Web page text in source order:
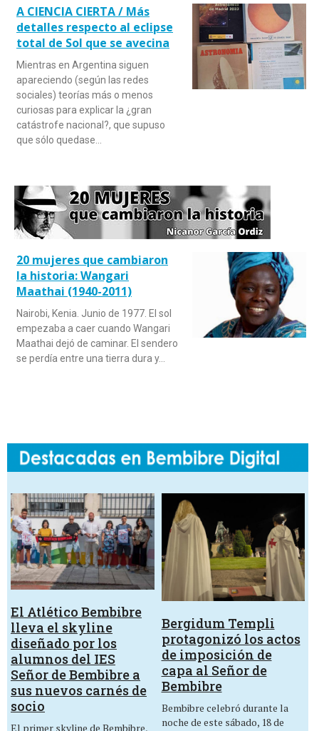
A CIENCIA CIERTA / Más
detalles respecto al eclipse
total de Sol que se avecina
Mientras en Argentina siguen
apareciendo (según las redes
sociales) teorías más o menos
curiosas para explicar la ¿gran
catástrofe nacional?, que supuso
que sólo quedase…
20 mujeres que cambiaron
la historia: Wangari
Maathai (1940-2011)
Nairobi, Kenia. Junio de 1977. El sol
empezaba a caer cuando Wangari
Maathai dejó de caminar. El sendero
se perdía entre una tierra dura y…
El Atlético Bembibre
lleva el skyline
diseñado por los
alumnos del IES
Señor de Bembibre a
sus nuevos carnés de
socio
El primer skyline de Bembibre,
Bergidum Templi
protagonizó los actos
de imposición de
capa al Señor de
Bembibre
Bembibre celebró durante la
noche de este sábado, 18 de